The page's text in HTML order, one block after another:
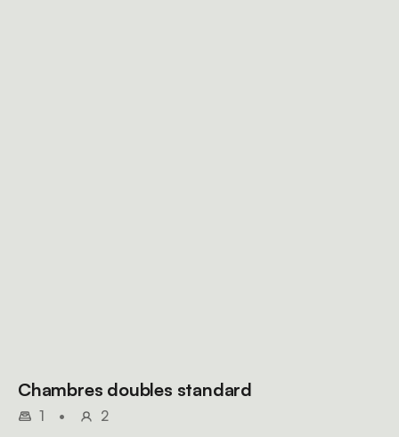
Chambres doubles standard
1 •
2